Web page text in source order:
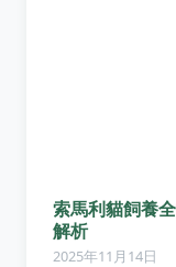
索馬利貓飼養
解析
2025年11月14日